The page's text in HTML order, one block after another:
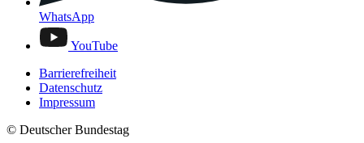
WhatsApp
YouTube
Barrierefreiheit
Datenschutz
Impressum
© Deutscher Bundestag